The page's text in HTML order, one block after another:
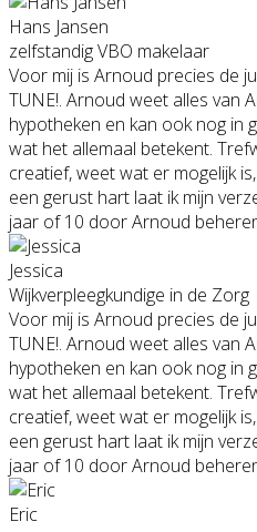
Hans Jansen
zelfstandig VBO makelaar
Voor mij is Arnoud precies de
TUNE!. Arnoud weet alles van
hypotheken en kan ook nog in
wat het allemaal betekent.
creatief, weet wat er mogelijk
een gerust hart laat ik mijn
jaar of 10 door Arnoud
Jessica
Wijkverpleegkundige in de Zorg
Voor mij is Arnoud precies de
TUNE!. Arnoud weet alles van
hypotheken en kan ook nog in
wat het allemaal betekent.
creatief, weet wat er mogelijk
een gerust hart laat ik mijn
jaar of 10 door Arnoud
Eric